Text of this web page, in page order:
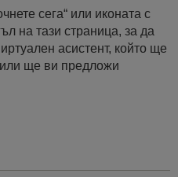
сега“ или иконата с
на тази страница, за да
асистент, който ще
ще ви предложи